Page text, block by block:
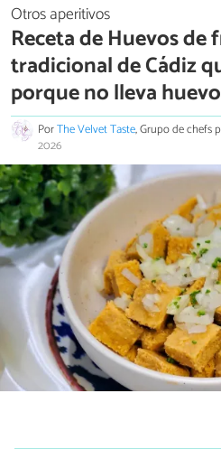
Otros aperitivos
Receta de Huevos de
tradicional de Cádiz
porque no lleva
PorThe Velvet Taste, Grupo de chefs
2026